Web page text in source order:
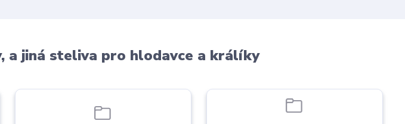
a jiná steliva pro hlodavce a králíky